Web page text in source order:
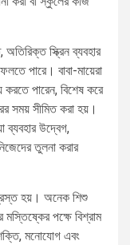
স্ক্রিন ব্যবহার
পারে। বাবা-মায়েরা
করতে পারেন, বিশেষ করে
সময় সীমিত করা হয়।
ব্যবহার উদ্বেগ,
তুলনা করার
হয়। অনেক শিশু
মস্তিষ্কের পক্ষে বিশ্রাম
মনোযোগ এবং